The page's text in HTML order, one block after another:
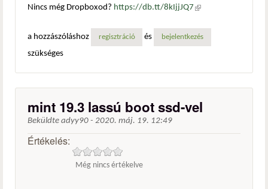
Nincs még Dropboxod? https://db.tt/8kIjjJQ7 (külső
a hozzászóláshoz
regisztráció és bejelentkezés
szükséges
mint 19.3 lassú boot ssd-vel
Beküldte adyy90 - 2020. máj. 19. 12:49
Értékelés:
Még nincs értékelve